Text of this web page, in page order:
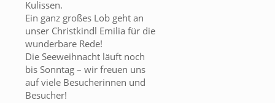
Kulissen.
Ein ganz großes Lob geht an
unser Christkindl Emilia für die
wunderbare Rede!
Die Seeweihnacht läuft noch
bis Sonntag – wir freuen uns
auf viele Besucherinnen und
Besucher!